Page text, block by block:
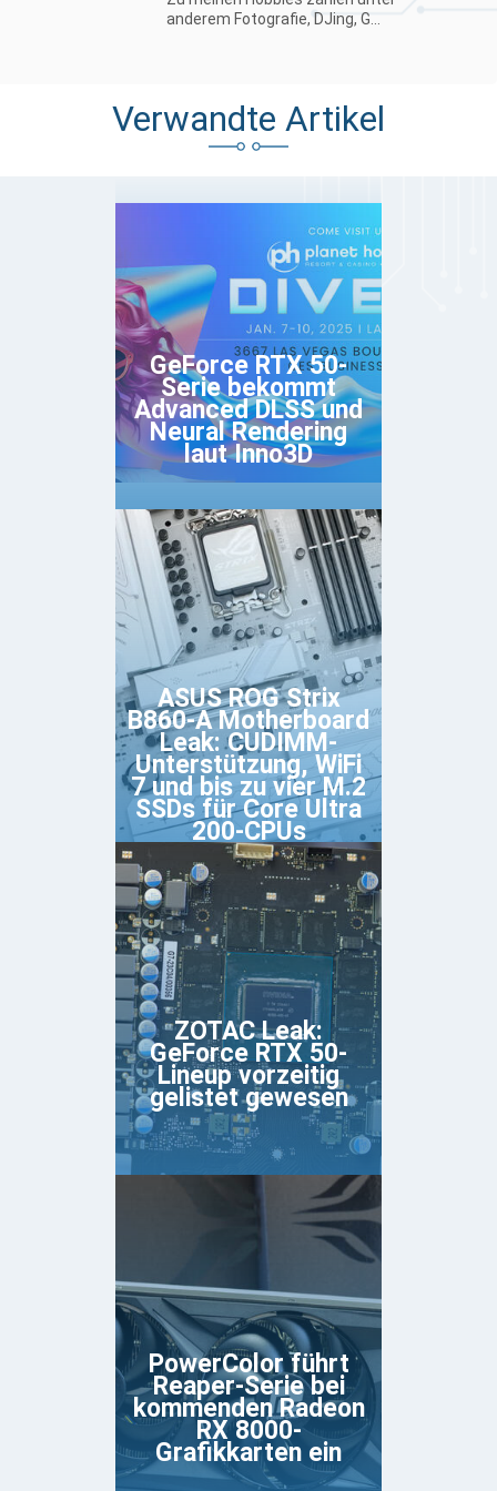
anderem Fotografie, DJing, G...
Verwandte Artikel
GeForce RTX 50-
Serie bekommt
Advanced DLSS und
Neural Rendering
laut Inno3D
ASUS ROG Strix
B860-A Motherboard
Leak: CUDIMM-
Unterstützung, WiFi
7 und bis zu vier M.2
SSDs für Core Ultra
200-CPUs
ZOTAC Leak:
GeForce RTX 50-
Lineup vorzeitig
gelistet gewesen
PowerColor führt
Reaper-Serie bei
kommenden Radeon
RX 8000-
Grafikkarten ein